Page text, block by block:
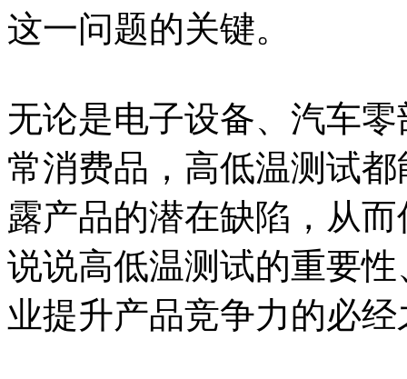
这一问题的关键。
无论是电子设备、汽车
常消费品，高低温测试
露产品的潜在缺陷，从
说说高低温测试的重要
业提升产品竞争力的必经